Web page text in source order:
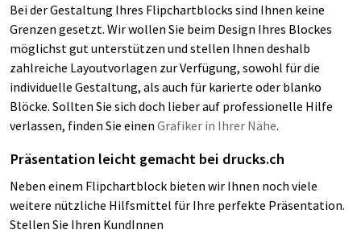
Bei der Gestaltung Ihres Flipchartblocks sind Ihnen keine
Grenzen gesetzt. Wir wollen Sie beim Design Ihres Blockes
möglichst gut unterstützen und stellen Ihnen deshalb
zahlreiche Layoutvorlagen zur Verfügung, sowohl für die
individuelle Gestaltung, als auch für karierte oder blanko
Blöcke. Sollten Sie sich doch lieber auf professionelle Hilfe
verlassen, finden Sie einen Grafiker in Ihrer Nähe.
Präsentation leicht gemacht bei drucks.ch
Neben einem Flipchartblock bieten wir Ihnen noch viele
weitere nützliche Hilfsmittel für Ihre perfekte Präsentation.
Stellen Sie Ihren KundInnen